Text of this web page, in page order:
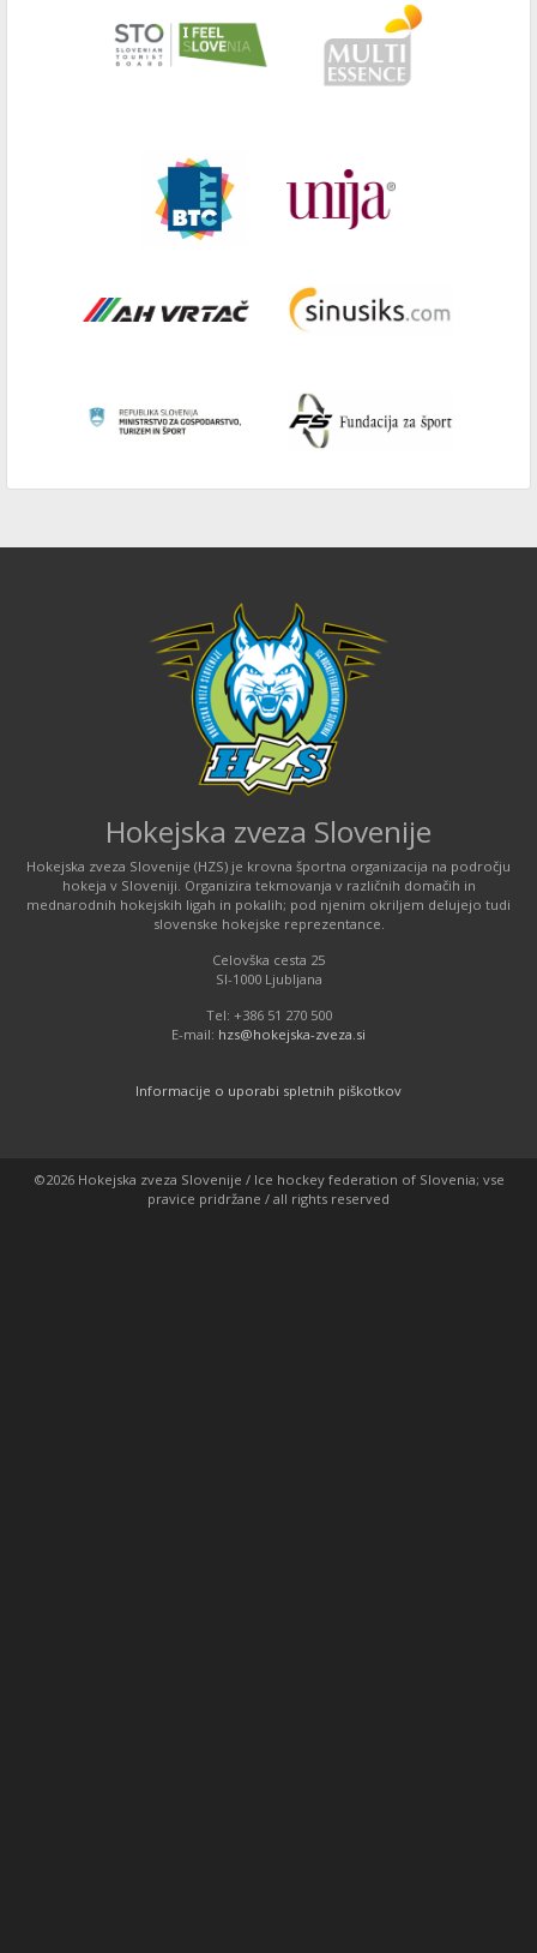
Hokejska zveza Slovenije
Hokejska zveza Slovenije (HZS) je krovna športna organizacija na področju
hokeja v Sloveniji. Organizira tekmovanja v različnih domačih in
mednarodnih hokejskih ligah in pokalih; pod njenim okriljem delujejo tudi
slovenske hokejske reprezentance.
Celovška cesta 25
SI-1000 Ljubljana
Tel: +386 51 270 500
E-mail: hzs@hokejska-zveza.si
Informacije o uporabi spletnih piškotkov
©2026 Hokejska zveza Slovenije / Ice hockey federation of Slovenia; vse
pravice pridržane / all rights reserved